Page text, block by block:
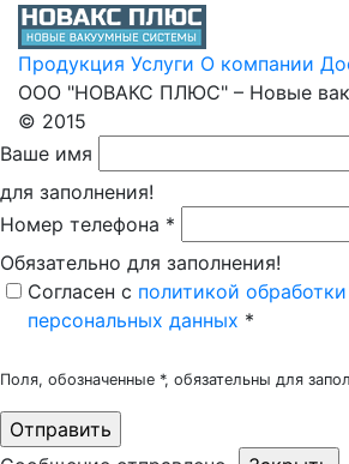
Продукция Услуги О компании
ООО "НОВАКС ПЛЮС" – Новые
© 2015
Ваше имя
для заполнения!
Номер телефона *
Обязательно для заполнения!
Согласен c политикой обработки
персональных данных *
Поля, обозначенные *, обязательны для